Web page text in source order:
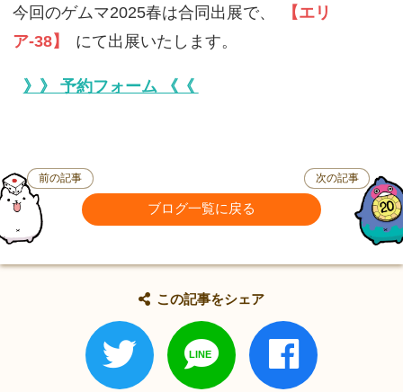
今回のゲムマ2025春は合同出展で、
【エリ
ア-38】
にて出展いたします。
》》 予約フォーム 《《
前の記事
ブログ一覧に戻る
次の記事
この記事をシェア